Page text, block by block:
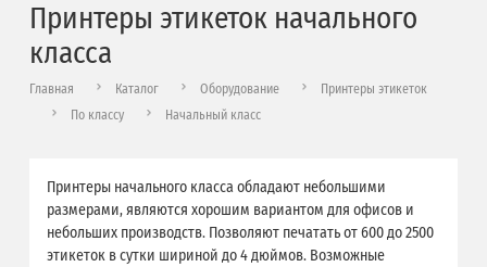
Принтеры этикеток начального
класса
Главная Каталог Оборудование
Принтеры этикеток
По классу
Начальный класс
Принтеры начального класса обладают небольшими
размерами, являются хорошим вариантом для офисов и
небольших производств. Позволяют печатать от 600 до 2500
этикеток в сутки шириной до 4 дюймов. Возможные